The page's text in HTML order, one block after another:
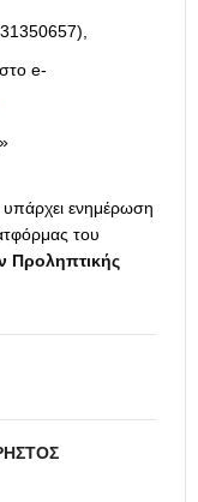
e-
ενημέρωση
του
Προληπτικής